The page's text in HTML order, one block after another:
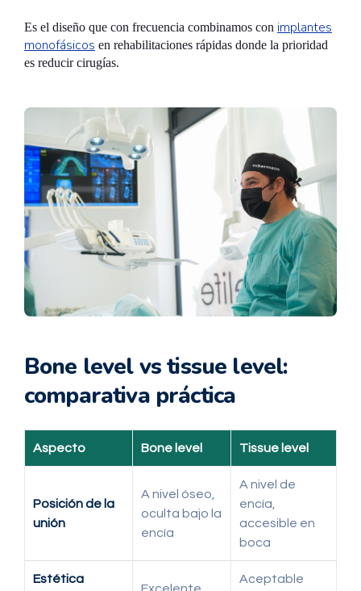
Es el diseño que con frecuencia combinamos con implantes
monofásicos en rehabilitaciones rápidas donde la prioridad
es reducir cirugías.
Bone level vs tissue level:
comparativa práctica
Aspecto Bone level Tissue level
Posición de la
unión
A nivel óseo,
oculta bajo la
encía
A nivel de
encía,
accesible en
boca
Estética Aceptable